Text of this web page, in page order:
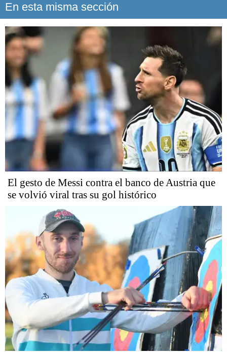
En esta misma sección
El gesto de Messi contra el banco de Austria que
se volvió viral tras su gol histórico